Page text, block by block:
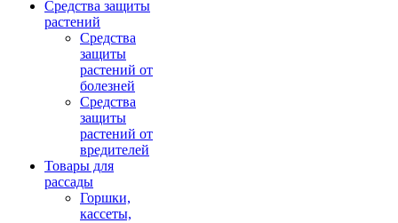
Средства защиты
растений
Средства
защиты
растений от
болезней
Средства
защиты
растений от
вредителей
Товары для
рассады
Горшки,
кассеты,